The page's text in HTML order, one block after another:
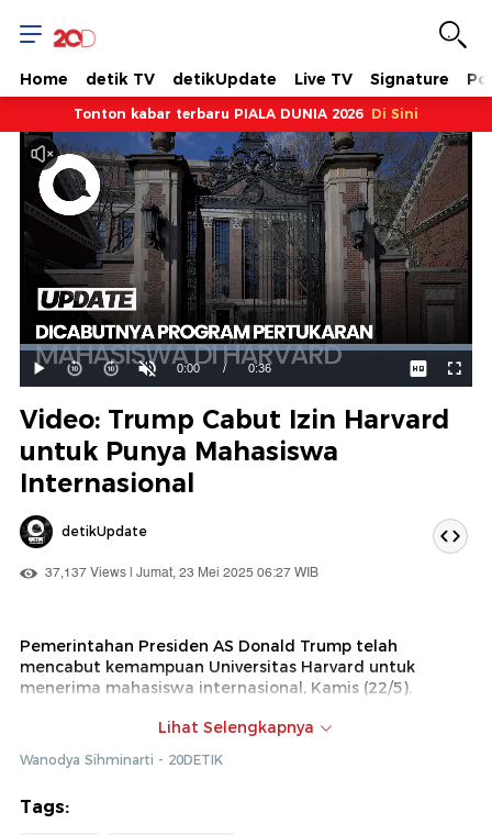
Home detik TV detikUpdate Live TV Signature
Tonton kabar terbaru PIALA DUNIA 2026 Di Sini
Mainkan
Suara
Hidup
Waktu
0:00 / Durasi
0:36
Dimuat:
100.00%
Video: Trump Cabut Izin Harvard
untuk Punya Mahasiswa
Internasional
detikUpdate
37,137 Views | Jumat, 23 Mei 2025 06:27 WIB
Pemerintahan Presiden AS Donald Trump telah
mencabut kemampuan Universitas Harvard untuk
menerima mahasiswa internasional, Kamis (22/5).
Harvard tak lagi memiliki program pertukaran
mahasiswa,
Lihat Selengkapnya
Wanodya Sihminarti - 20DETIK
Tags: